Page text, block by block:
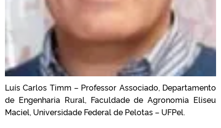
Luís Carlos Timm – Professor Associado, Departamento
de Engenharia Rural, Faculdade de Agronomia Eliseu
Maciel, Universidade Federal de Pelotas – UFPel.